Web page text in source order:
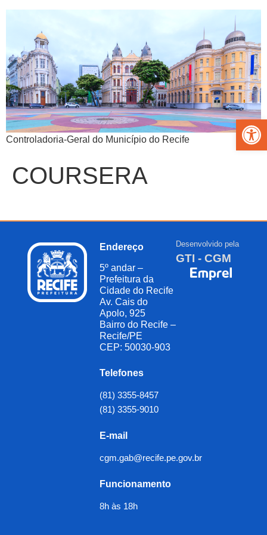
Abrir
Controladoria-Geral do Município do Recife
COURSERA
Endereço
5º andar –
Prefeitura da
Cidade do Recife
Av. Cais do
Apolo, 925
Bairro do Recife –
Recife/PE
CEP: 50030-903
Telefones
(81) 3355-8457
(81) 3355-9010
E-mail
cgm.gab@recife.pe.gov.br
Funcionamento
8h às 18h
Desenvolvido pela
GTI - CGM